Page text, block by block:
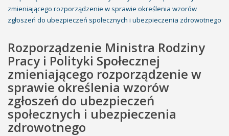
zmieniającego rozporządzenie w sprawie określenia wzorów
zgłoszeń do ubezpieczeń społecznych i ubezpieczenia zdrowotnego
Rozporządzenie Ministra Rodziny
Pracy i Polityki Społecznej
zmieniającego rozporządzenie w
sprawie określenia wzorów
zgłoszeń do ubezpieczeń
społecznych i ubezpieczenia
zdrowotnego